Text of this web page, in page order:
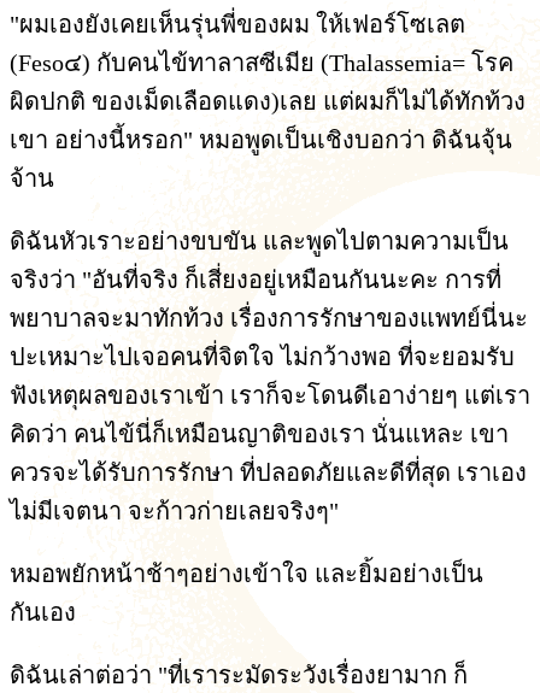
"ผมเองยังเคยเห็นรุ่นพี่ของผม ให้เฟอร์โซเลต
(Feso๔) กับคนไข้ทาลาสซีเมีย (Thalassemia= โรค
ผิดปกติ ของเม็ดเลือดแดง)เลย แต่ผมก็ไม่ได้ทักท้วง
เขา อย่างนี้หรอก" หมอพูดเป็นเชิงบอกว่า ดิฉันจุ้น
จ้าน
ดิฉันหัวเราะอย่างขบขัน และพูดไปตามความเป็น
จริงว่า "อันที่จริง ก็เสี่ยงอยู่เหมือนกันนะคะ การที่
พยาบาลจะมาทักท้วง เรื่องการรักษาของแพทย์นี่นะ
ปะเหมาะไปเจอคนที่จิตใจ ไม่กว้างพอ ที่จะยอมรับ
ฟังเหตุผลของเราเข้า เราก็จะโดนดีเอาง่ายๆ แต่เรา
คิดว่า คนไข้นี่ก็เหมือนญาติของเรา นั่นแหละ เขา
ควรจะได้รับการรักษา ที่ปลอดภัยและดีที่สุด เราเอง
ไม่มีเจตนา จะก้าวก่ายเลยจริงๆ"
หมอพยักหน้าช้าๆอย่างเข้าใจ และยิ้มอย่างเป็น
กันเอง
ดิฉันเล่าต่อว่า "ที่เราระมัดระวังเรื่องยามาก ก็